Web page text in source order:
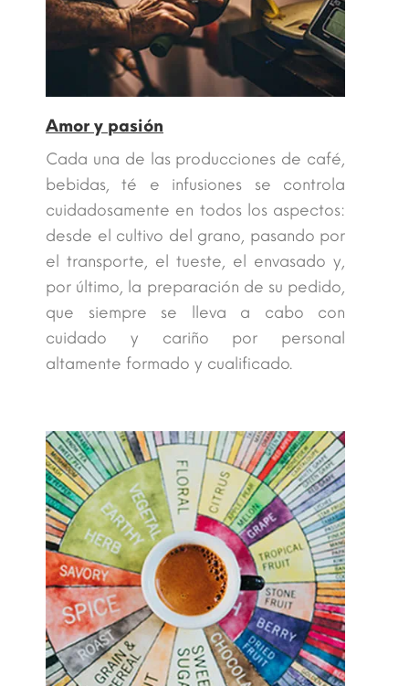
Amor y pasión
Cada una de las producciones de café,
bebidas, té e infusiones se controla
cuidadosamente en todos los aspectos:
desde el cultivo del grano, pasando por
el transporte, el tueste, el envasado y,
por último, la preparación de su pedido,
que siempre se lleva a cabo con
cuidado y cariño por personal
altamente formado y cualificado.